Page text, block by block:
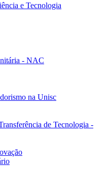
e Tecnologia
- NAC
na Unisc
de Tecnologia -